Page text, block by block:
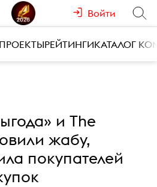
Войти
РЕЙТИНГИКАТАЛОГ
и The
жабу,
покупателей